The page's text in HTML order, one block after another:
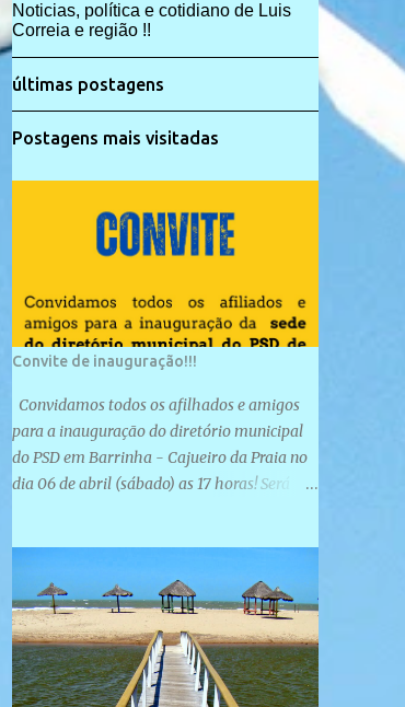
Noticias, política e cotidiano de Luis
Correia e região !!
últimas postagens
Postagens mais visitadas
Convite de inauguração!!!
Convidamos todos os afilhados e amigos
para a inauguração do diretório municipal
do PSD em Barrinha - Cajueiro da Praia no
dia 06 de abril (sábado) as 17 horas! Será
localizada na Rua São José, 98 Barrinha -
Cajueiro da Praia.